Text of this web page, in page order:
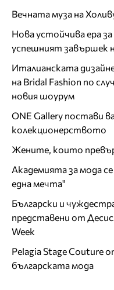
Вечната муза на
Нова устойчива ера
успешният завършек
Италианската
на Bridal Fashion по
новия шоурум
ONE Gallery постави
колекционерството
Жените, които
Академията за мода
една мечта"
Български и
представени от
Week
Pelagia Stage Couture
българската мода